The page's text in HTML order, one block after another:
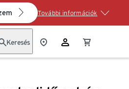
További információk
Keresés